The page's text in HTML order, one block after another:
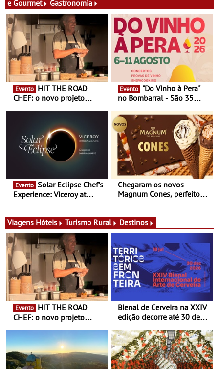
e Gourmet
Gastronomia
Evento
CHEF: o novo projeto
conceito gastronómico
itinerante que percorre
Portugal
Evento
no Bombarral - São 35
prova e seis dias de
experiências
Evento
Experience: Viceroy at
exclusiva
Chegaram os novos
Magnum Cones, perfeitos
Viagens Hóteis Turismo Rural Destinos
Evento
CHEF: o novo projeto
Queiroz Ribeiro - Um novo
conceito gastronómico
itinerante que percorre
Portugal
Bienal de Cerveira na XXIV
edição decorre até 30 de
enquanto “Territórios sem
Fronteira”